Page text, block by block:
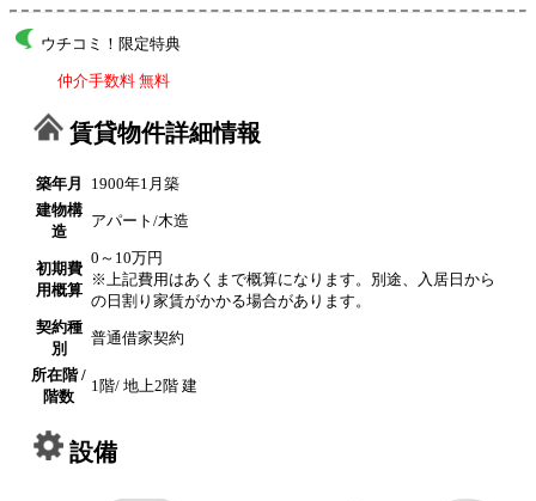
ウチコミ！限定特典
仲介手数料 無料
賃貸物件詳細情報
築年月
1900年1月築
建物構
造
アパート/木造
初期費
用概算
0～10万円
※上記費用はあくまで概算になります。別途、入居日から
の日割り家賃がかかる場合があります。
契約種
別
普通借家契約
所在階 /
階数
1階/ 地上2階 建
設備